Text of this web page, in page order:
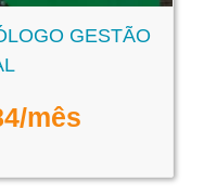
GESTÃO
/mês